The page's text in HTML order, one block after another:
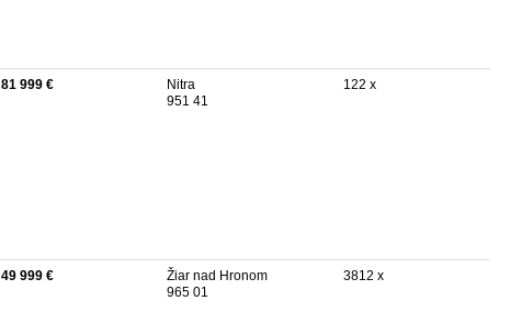
81 999 €
Nitra
951 41
122 x
49 999 €
Žiar nad Hronom
965 01
3812 x